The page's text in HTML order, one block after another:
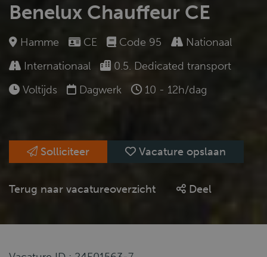
Benelux Chauffeur CE
Hamme CE Code 95
Nationaal
Internationaal
0.5. Dedicated transport
Voltijds
Dagwerk 10 - 12h/dag
Solliciteer Vacature opslaan
Terug naar vacatureoverzicht Deel